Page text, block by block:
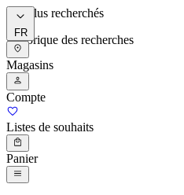
Les plus recherchés
Historique des recherches
FR
Magasins
Compte
Listes de souhaits
Panier